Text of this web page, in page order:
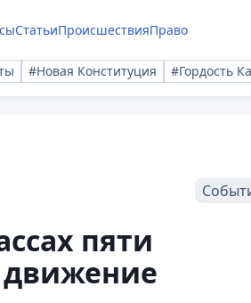
СтатьиПроисшествияПраво
#Новая Конституция #Гордость
пяти
движение